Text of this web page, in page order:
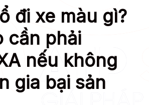
đi xe màu gì?
cần phải
nếu không
gia bại sản